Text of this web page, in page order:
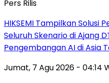
Pers Rilis
HIKSEMI Tampilkan Solusi
Seluruh Skenario di Ajang
Pengembangan AI di Asia
Jumat, 7 Agu 2026 - 04:14